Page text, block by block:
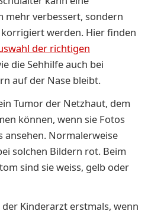
mehr verbessert, sondern
werden. Hier finden
der richtigen
die Sehhilfe auch bei
auf der Nase bleibt.
Tumor der Netzhaut, dem
können, wenn sie Fotos
ansehen. Normalerweise
solchen Bildern rot. Beim
sind sie weiss, gelb oder
Kinderarzt erstmals, wenn